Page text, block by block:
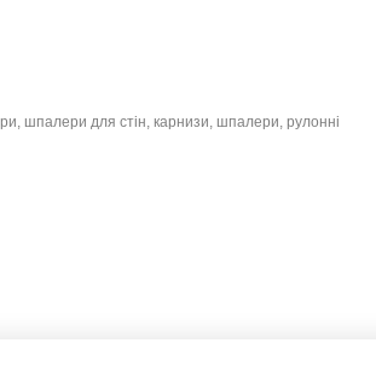
шпалери для стін, карнизи, шпалери, рулонні